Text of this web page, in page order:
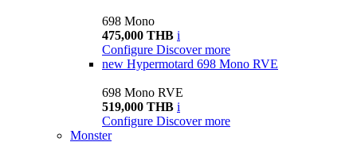
698 Mono
475,000 THB i
Configure Discover more
new Hypermotard 698 Mono RVE
698 Mono RVE
519,000 THB i
Configure Discover more
Monster